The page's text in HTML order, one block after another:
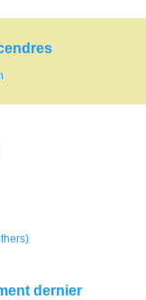
dernier